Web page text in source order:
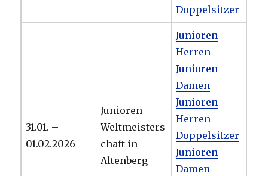
Doppelsitzer
31.01. –
01.02.2026
Junioren
Weltmeisters
chaft in
Altenberg
Junioren
Herren
Junioren
Damen
Junioren
Herren
Doppelsitzer
Junioren
Damen